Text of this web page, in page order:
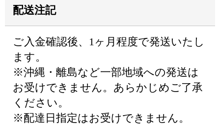
配送注記
ご入金確認後、1ヶ月程度で発送いたし
ます。
※沖縄・離島など一部地域への発送は
お受けできません。あらかじめご了承
ください。
※配達日指定はお受けできません。